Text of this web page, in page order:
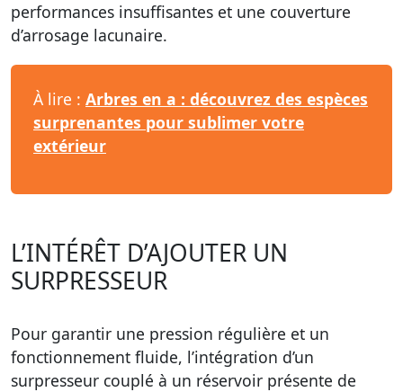
performances insuffisantes et une couverture
d’arrosage lacunaire.
À lire : Arbres en a : découvrez des espèces
surprenantes pour sublimer votre
extérieur
L’INTÉRÊT D’AJOUTER UN
SURPRESSEUR
Pour garantir une pression régulière et un
fonctionnement fluide, l’intégration d’un
surpresseur couplé à un réservoir présente de